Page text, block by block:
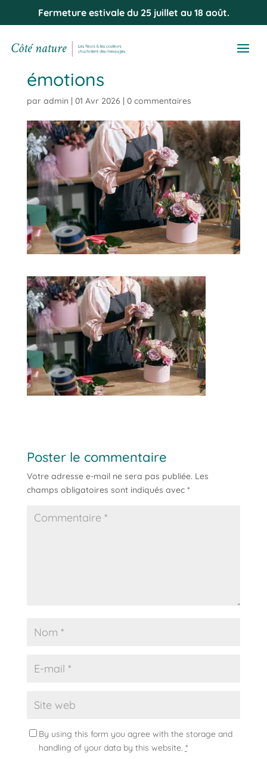
cote-nature-Bouquets-
personnalisés-qui-
transmettent-vos-
émotions
par admin | 01 Avr 2026 | 0 commentaires
Poster le commentaire
Votre adresse e-mail ne sera pas publiée. Les
champs obligatoires sont indiqués avec *
By using this form you agree with the storage and
handling of your data by this website. *
Fermeture estivale du 25 juillet au 18 août.